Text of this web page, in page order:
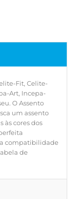
Fit, Celite-
Art, Incepa-
O Assento
um assento
às cores dos
compatibilidade
de